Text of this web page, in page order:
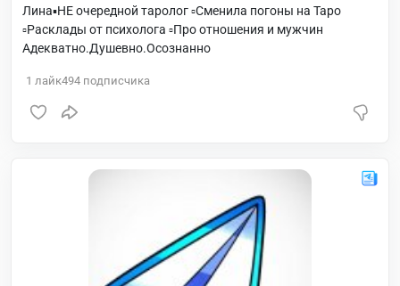
Лина▪️НЕ очередной таролог ▫️Сменила погоны на Таро
▫️Расклады от психолога ▫️Про отношения и мужчин
Адекватно.Душевно.Осознанно
1 лайк494 подписчика